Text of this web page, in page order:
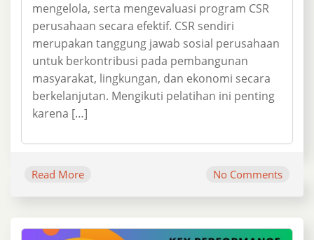
mengelola, serta mengevaluasi program CSR
perusahaan secara efektif. CSR sendiri
merupakan tanggung jawab sosial perusahaan
untuk berkontribusi pada pembangunan
masyarakat, lingkungan, dan ekonomi secara
berkelanjutan. Mengikuti pelatihan ini penting
karena […]
Read More No Comments